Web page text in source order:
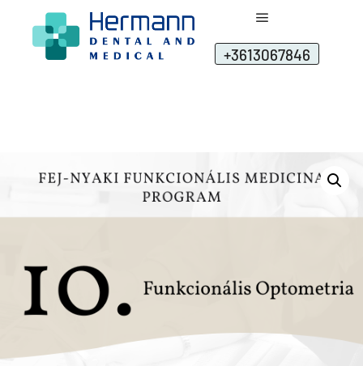
+3613067846